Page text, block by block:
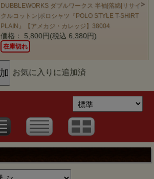
DUBBLEWORKS ダブルワークス 半袖|落綿|リサイ
クルコットン|ポロシャツ『POLO STYLE T-SHIRT
PLAIN』【アメカジ・カレッジ】38004
価格： 5,800円(税込 6,380円)
在庫切れ
お気に入りに追加済